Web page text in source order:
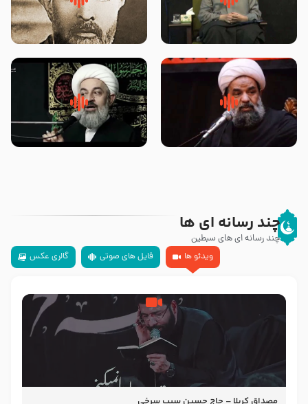
لقب حضرت رقیه سلام الله علیها به
چه معناست – حجت الاسلام علوی
روضه‌ی مجلس یزید ملعون و
اسارت اهل‌بیت علیهم‌السلام –
محدث زاده
سلام جوانی که امام حسین علیه
السلام خودش جوابش را دادند
زیارتی که اسباب رزق زیاد و عمر
طولانی است حجت السلام حسین
چند رسانه ای ها
چند رسانه ای های سبطین
ویدئو ها
فایل های صوتی گالری عکس
مصداق کربلا – حاج حسین سیب سرخی